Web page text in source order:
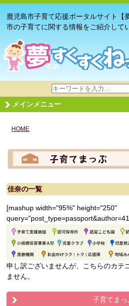
鹿児島市子育て応援ポータルサイト【
市の子育てに関する情報をご紹介して
サ
イ
ト
メインメニュー
HOME
佳奈の一覧
[mashup width="95%" height="250"
申し訳ございませんが、こちらのカテ
ません。
子育てまっ